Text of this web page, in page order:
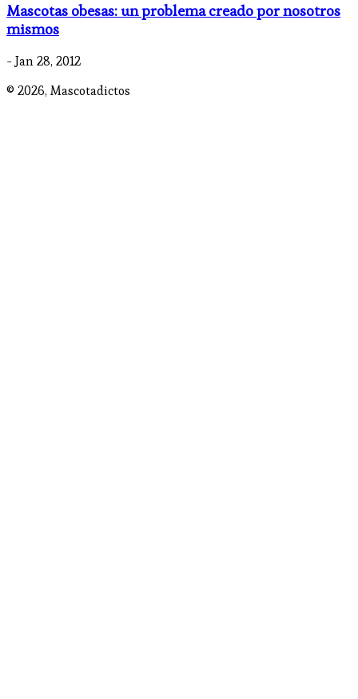
Mascotas obesas: un problema creado por nosotros
mismos
- Jan 28, 2012
© 2026, Mascotadictos